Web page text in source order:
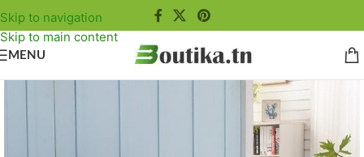
Skip to navigation
Skip to main content
MENU